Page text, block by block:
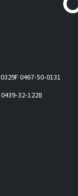
F 0467-50-0131
0439-32-1228